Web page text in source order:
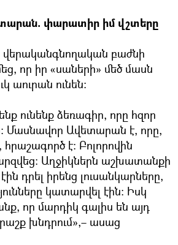
փարատիր իմ վշտերը
բաժնի
որ իր «սաների» մեծ մասն
աուրան ունեն։
ունենք ձեռագիր, որը հզոր
Մասնավոր Ավետարան է, որը,
է։ Բոլորովին
Աղջիկներն աշխատանքի
դրել իրենց լուսանկարները,
կատարվել էին։ Իսկ
որ մարդիկ գալիս են այդ
խնդրում»,– ասաց